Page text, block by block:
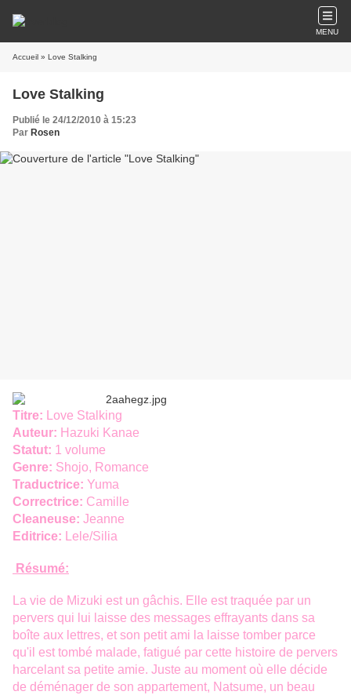
MENU
Accueil » Love Stalking
Love Stalking
Publié le 24/12/2010 à 15:23
Par Rosen
Titre: Love Stalking
Auteur: Hazuki Kanae
Statut: 1 volume
Genre: Shojo, Romance
Traductrice: Yuma
Correctrice: Camille
Cleaneuse: Jeanne
Editrice: Lele/Silia
Résumé:
La vie de Mizuki est un gâchis. Elle est traquée par un
pervers qui lui laisse des messages effrayants dans sa
boîte aux lettres, et son petit ami la laisse tomber parce
qu'il est tombé malade, fatigué par cette histoire de pervers
harcelant sa petite amie. Juste au moment où elle décide
de déménager de son appartement, Natsume, un beau